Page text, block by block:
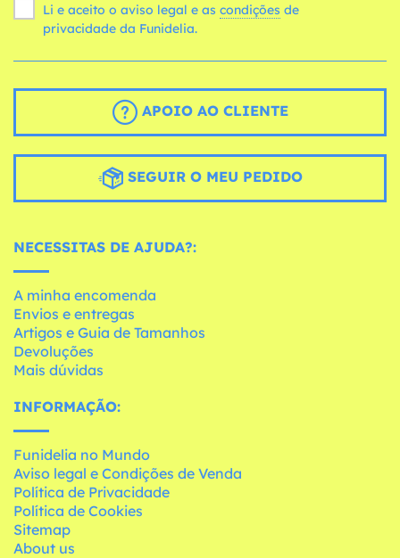
Li e aceito o aviso legal e as condições
privacidade da Funidelia.
APOIO AO CLIENTE
SEGUIR O MEU PEDIDO
NECESSITAS DE AJUDA?:
A minha encomenda
Envios e entregas
Artigos e Guia de Tamanhos
Devoluções
Mais dúvidas
INFORMAÇÃO:
Funidelia no Mundo
Aviso legal e Condições de Venda
Política de Privacidade
Política de Cookies
Sitemap
About us